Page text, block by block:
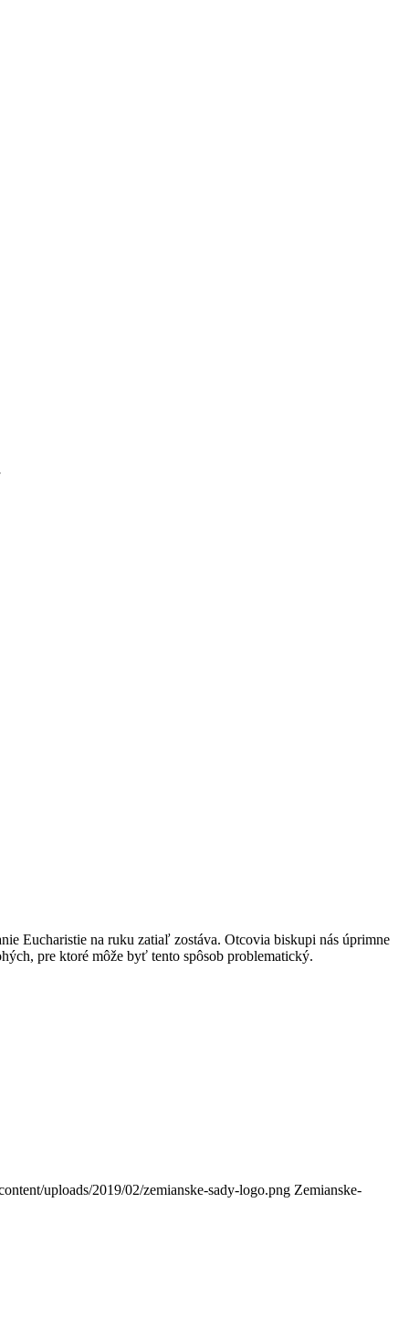
Eucharistie na ruku zatiaľ zostáva. Otcovia biskupi nás úprimne
pre ktoré môže byť tento spôsob problematický.
uploads/2019/02/zemianske-sady-logo.png Zemianske-